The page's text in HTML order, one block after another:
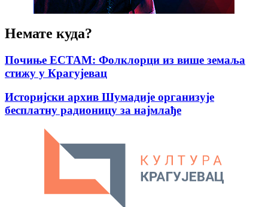
Немате куда?
Почиње ЕСТАМ: Фолклорци из више земаља
стижу у Крагујевац
Историјски архив Шумадије организује
бесплатну радионицу за најмлађе